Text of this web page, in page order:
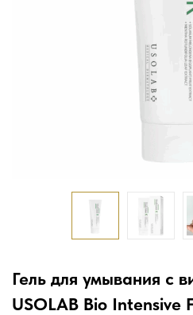
Гель для умывания с
USOLAB Bio Intensive